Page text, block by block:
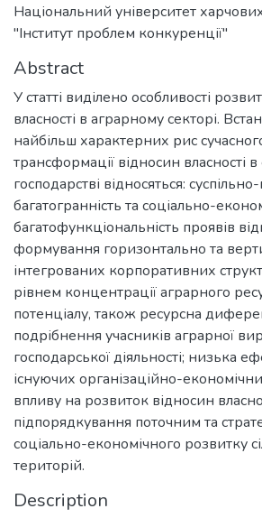
Національний університет
"Інститут проблем конкуренції"
Abstract
У статті виділено особливості
власності в аграрному секторі.
найбільш характерних рис
трансформації відносин власності в
господарстві відносяться:
багатогранність та соціально-
багатофункціональність проявів
формування горизонтально та
інтегрованих корпоративних
рівнем концентрації аграрного
потенціалу, також ресурсна
подрібнення учасників аграрної
господарської діяльності; низька
існуючих організаційно-
впливу на розвиток відносин
підпорядкування поточним та
соціально-економічного розвитку
територій.
Description